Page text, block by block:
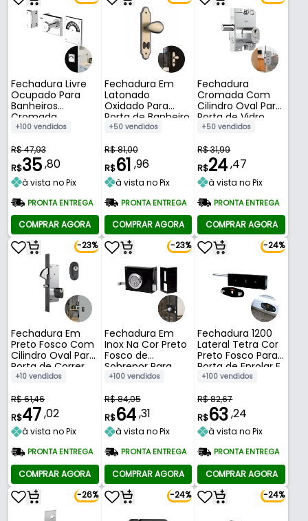
Fechadura Livre
Ocupado Para
Banheiros
Cromada
+100 vendidos
R$ 47,93
R$35,80
à vista no Pix
PRONTA ENTREGA
COMPRAR AGORA
Fechadura Em
Latonado
Oxidado Para
Porta de Banheiro
de 25 A 40 Mm
+50 vendidos
R$ 81,00
R$61 ,96
à vista no Pix
PRONTA ENTREGA
COMPRAR AGORA
Fechadura
Cromada Com
Cilindro Oval Para
Porta de Vidro
Basculante 2001
+50 vendidos
R$ 31,99
R$24,47
à vista no Pix
PRONTA ENTREGA
COMPRAR AGORA
-23%
Fechadura Em
Preto Fosco Com
Cilindro Oval Para
Porta de Correr
901 Stam
+10 vendidos
R$ 61,46
R$47,02
à vista no Pix
PRONTA ENTREGA
COMPRAR AGORA
-23%
Fechadura Em
Inox Na Cor Preto
Fosco de
Sobrepor Para
Portões E Portas
Stam
+100 vendidos
R$ 84,05
R$64,31
à vista no Pix
PRONTA ENTREGA
COMPRAR AGORA
-24%
Fechadura 1200
Lateral Tetra Cor
Preto Fosco Para
Porta de Enrolar E
Para Porta de Rolo
Stam
+100 vendidos
R$ 82,67
R$63,24
à vista no Pix
PRONTA ENTREGA
COMPRAR AGORA
-26%
-24% -24%